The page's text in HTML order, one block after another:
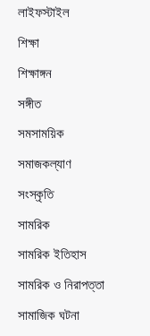
লাইফস্টাইল
শিক্ষা
শিক্ষাঙ্গন
সঙ্গীত
সমসাময়িক
সমাজকল্যাণ
সংস্কৃতি
সামরিক
সামরিক ইতিহাস
সামরিক ও নিরাপত্তা
সামাজিক ঘটনা